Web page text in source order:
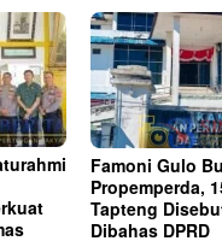
Famoni Gulo
Propemperda,
Tapteng
Dibahas DPRD